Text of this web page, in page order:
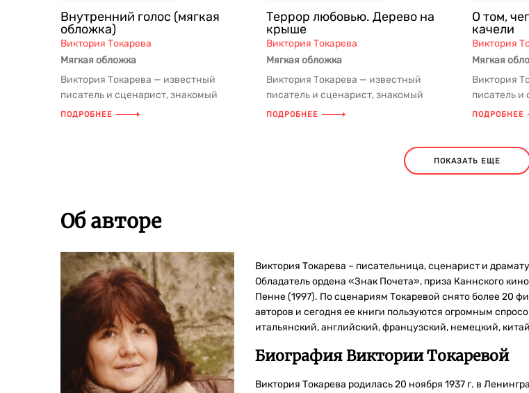
Внутренний голос (мягкая
обложка)
Виктория Токарева
Мягкая обложка
Виктория Токарева — известный
писатель и сценарист, знакомый
российским зрителям по любимым с
ПОДРОБНЕЕ
Террор любовью. Дерево на
крыше
Виктория Токарева
Мягкая обложка
Виктория Токарева — известный
писатель и сценарист, знакомый
российским зрителям по любимым с
ПОДРОБНЕЕ
О том,
качели
Виктория
Мягкая
Виктория
писатель и
ПОДРОБНЕЕ
ПОКАЗАТЬ ЕЩЕ
Об авторе
Виктория Токарева – писательница, сценарист и
Обладатель ордена «Знак Почета», приза Каннского
Пенне (1997). По сценариям Токаревой снято более 20
авторов и сегодня ее книги пользуются огромным
итальянский, английский, французский, немецкий,
Биография Виктории Токаревой
Виктория Токарева родилась 20 ноября 1937 г. в